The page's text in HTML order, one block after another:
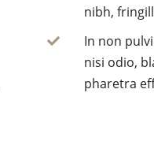
nibh,

In non
nisi odio,
pharetra